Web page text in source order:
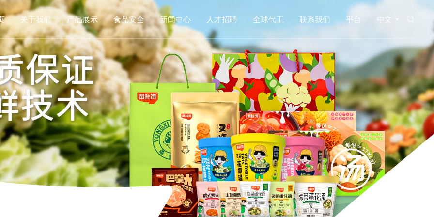
关于我们 产品展示 食品安全 新闻中心 人才招聘 全球代工 联系我们 平台 中文